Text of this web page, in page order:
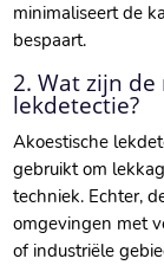
minimaliseert de
bespaart.​
2.​ Wat zijn
lekdetectie?
Akoestische
gebruikt om
techniek.​ Echter,
omgevingen met
of industriële